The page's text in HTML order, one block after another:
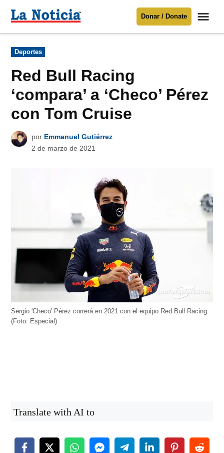
Para mantenerte informado necesitamos
Donar
contenido
Noticia
Donar / Donate
Publicado
en
Deportes
Red Bull Racing
‘compara’ a ‘Checo’ Pérez
con Tom Cruise
por Emmanuel Gutiérrez
2 de marzo de 2021
Sergio 'Checo' Pérez correrá en 2021 con el equipo Red Bull Racing.
(Foto: Especial)
Translate with AI to